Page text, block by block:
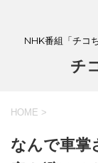
NHK番組「チコ
チ
HOME >
なんで車